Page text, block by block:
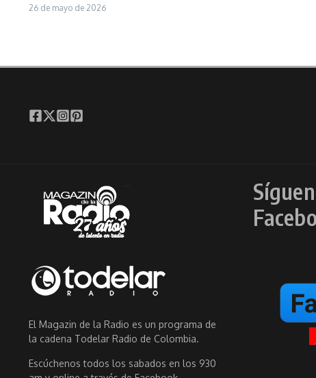
26 de mayo de 2026
El Magazin de la Radio es un programa de
la cadena Todelar Radio de Colombia.
Escúchenos todos los sabados en los 930